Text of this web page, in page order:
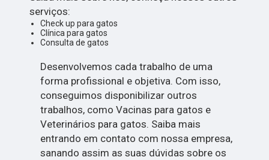
serviços:
Check up para gatos
Clínica para gatos
Consulta de gatos
Desenvolvemos cada trabalho de uma
forma profissional e objetiva. Com isso,
conseguimos disponibilizar outros
trabalhos, como Vacinas para gatos e
Veterinários para gatos. Saiba mais
entrando em contato com nossa empresa,
sanando assim as suas dúvidas sobre os